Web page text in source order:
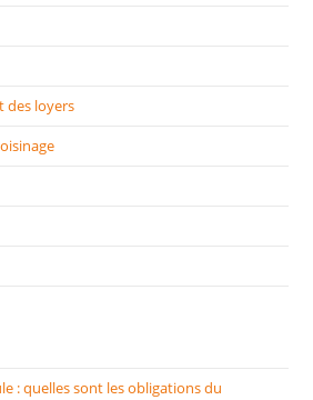
des loyers
: quelles sont les obligations du